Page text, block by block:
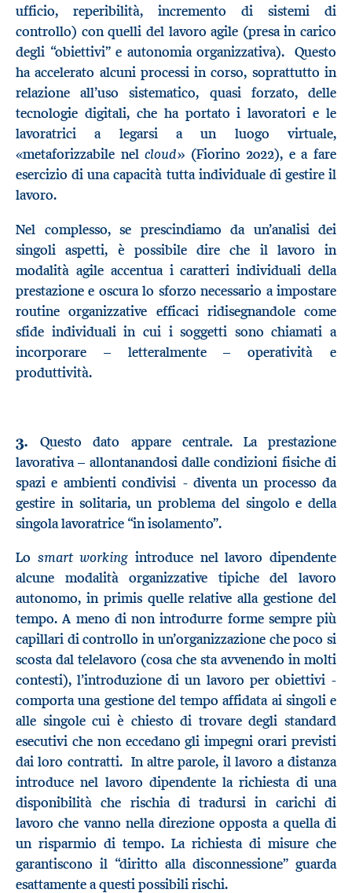
ufficio, reperibilità, incremento di sistemi di
controllo) con quelli del lavoro agile (presa in carico
degli “obiettivi” e autonomia organizzativa). Questo
ha accelerato alcuni processi in corso, soprattutto in
relazione all’uso sistematico, quasi forzato, delle
tecnologie digitali, che ha portato i lavoratori e le
lavoratrici a legarsi a un luogo virtuale,
«metaforizzabile nelcloud» (Fiorino 2022), e a fare
esercizio di una capacità tutta individuale di gestire il
lavoro.
Nel complesso, se prescindiamo da un’analisi dei
singoli aspetti, è possibile dire che il lavoro in
modalità agile accentua i caratteri individuali della
prestazione e oscura lo sforzo necessario a impostare
routine organizzative efficaci ridisegnandole come
sfide individuali in cui i soggetti sono chiamati a
incorporare – letteralmente – operatività e
produttività.
3.Questo dato appare centrale. La prestazione
lavorativa – allontanandosi dalle condizioni fisiche di
spazi e ambienti condivisi - diventa un processo da
gestire in solitaria, un problema del singolo e della
singola lavoratrice “in isolamento”.
Lo smart working introduce nel lavoro dipendente
alcune modalità organizzative tipiche del lavoro
autonomo, in primis quelle relative alla gestione del
tempo. A meno di non introdurre forme sempre più
capillari di controllo in un’organizzazione che poco si
scosta dal telelavoro (cosa che sta avvenendo in molti
contesti), l’introduzione di un lavoro per obiettivi -
comporta una gestione del tempo affidata ai singoli e
alle singole cui è chiesto di trovare degli standard
esecutivi che non eccedano gli impegni orari previsti
dai loro contratti. In altre parole, il lavoro a distanza
introduce nel lavoro dipendente la richiesta di una
disponibilità che rischia di tradursi in carichi di
lavoro che vanno nella direzione opposta a quella di
un risparmio di tempo. La richiesta di misure che
garantiscono il “diritto alla disconnessione” guarda
esattamente a questi possibili rischi.